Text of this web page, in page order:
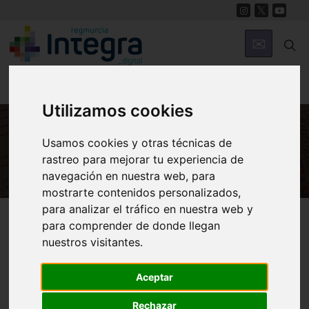
Utilizamos cookies
Usamos cookies y otras técnicas de
rastreo para mejorar tu experiencia de
navegación en nuestra web, para
mostrarte contenidos personalizados,
para analizar el tráfico en nuestra web y
para comprender de donde llegan
nuestros visitantes.
Aceptar
Rechazar
HISTORIA
Región de Murcia Digital Historia Archivos